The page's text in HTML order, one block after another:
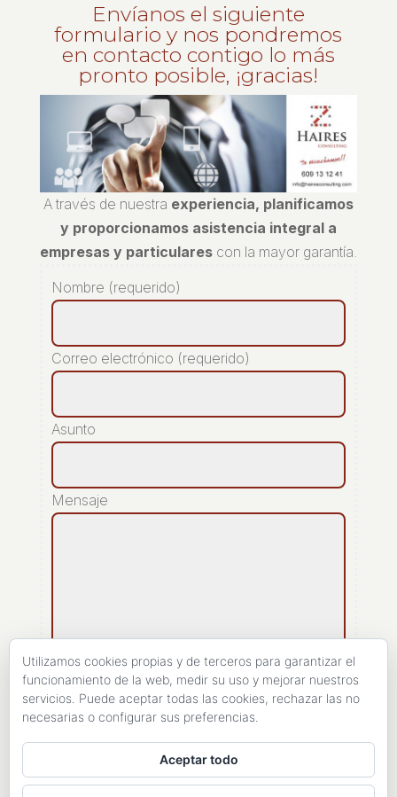
Envíanos el siguiente
formulario y nos pondremos
en contacto contigo lo más
pronto posible, ¡gracias!
A través de nuestra experiencia, planificamos
y proporcionamos asistencia integral a
empresas y particularescon la mayor garantía.
Nombre (requerido)
Correo electrónico (requerido)
Asunto
Mensaje
[recaptcha]
Utilizamos cookies propias y de terceros para garantizar el
funcionamiento de la web, medir su uso y mejorar nuestros
servicios. Puede aceptar todas las cookies, rechazar las no
necesarias o configurar sus preferencias.
Aceptar todo